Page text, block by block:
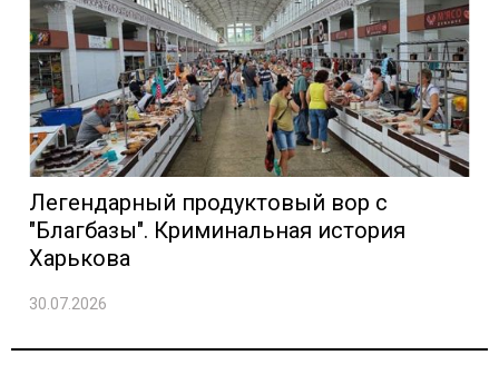
Легендарный продуктовый вор с
"Благбазы". Криминальная история
Харькова
30.07.2026